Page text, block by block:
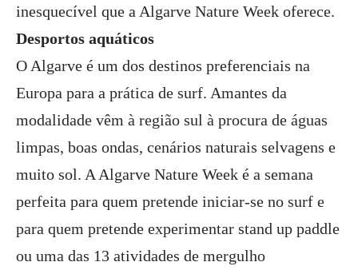
inesquecível que a Algarve Nature Week oferece.
Desportos aquáticos
O Algarve é um dos destinos preferenciais na
Europa para a prática de surf. Amantes da
modalidade vêm à região sul à procura de águas
limpas, boas ondas, cenários naturais selvagens e
muito sol. A Algarve Nature Week é a semana
perfeita para quem pretende iniciar-se no surf e
para quem pretende experimentar stand up paddle
ou uma das 13 atividades de mergulho